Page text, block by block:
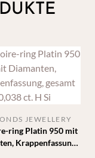
ring Platin 950 mit
Krappenfassung,
JEWELLERY